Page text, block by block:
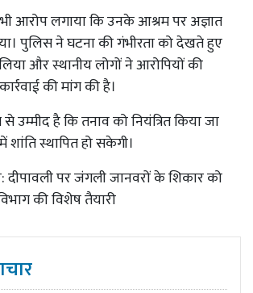
आरोप लगाया कि उनके आश्रम पर अज्ञात
पुलिस ने घटना की गंभीरता को देखते हुए
और स्थानीय लोगों ने आरोपियों की
की मांग की है।
है कि तनाव को नियंत्रित किया जा
स्थापित हो सकेगी।
दीपावली पर जंगली जानवरों के शिकार को
की विशेष तैयारी